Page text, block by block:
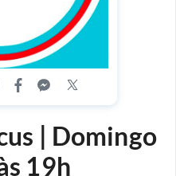
| Domingo
19h